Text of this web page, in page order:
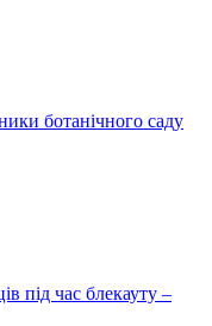
ботанічного саду
під час блекауту –